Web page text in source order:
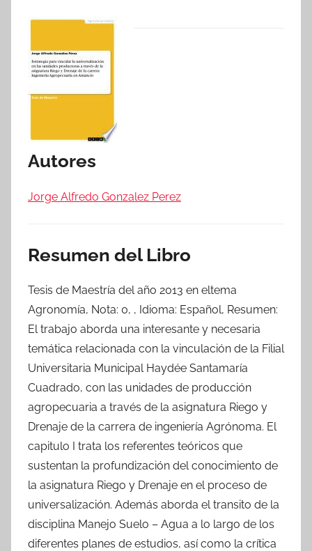
Autores
Jorge Alfredo Gonzalez Perez
Resumen del Libro
Tesis de Maestría del año 2013 en eltema
Agronomía, Nota: 0, , Idioma: Español, Resumen:
El trabajo aborda una interesante y necesaria
temática relacionada con la vinculación de la Filial
Universitaria Municipal Haydée Santamaría
Cuadrado, con las unidades de producción
agropecuaria a través de la asignatura Riego y
Drenaje de la carrera de ingeniería Agrónoma. El
capitulo I trata los referentes teóricos que
sustentan la profundización del conocimiento de
la asignatura Riego y Drenaje en el proceso de
universalización. Además aborda el transito de la
disciplina Manejo Suelo – Agua a lo largo de los
diferentes planes de estudios, así como la crítica